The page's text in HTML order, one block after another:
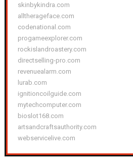
skinbykindra.com
alltherageface.com
codenational.com
progameexplorer.com
rockislandroastery.com
directselling-pro.com
revenuealarm.com
lurab.com
ignitioncoilguide.com
mytechcomputer.com
bioslot168.com
artsandcraftsauthority.com
webservicelive.com